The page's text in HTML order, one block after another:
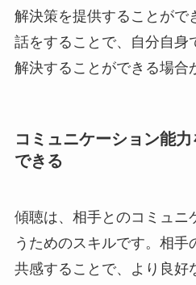
解決策を提供することがで
話をすることで、自分自身
解決することができる場合
コミュニケーション能
できる
傾聴は、相手とのコミュニ
うためのスキルです。相手
共感することで、より良好